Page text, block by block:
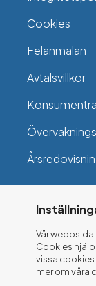
Cookies
Felanmälan
Avtalsvillkor
Vår
Cookies
vissa
mer om våra